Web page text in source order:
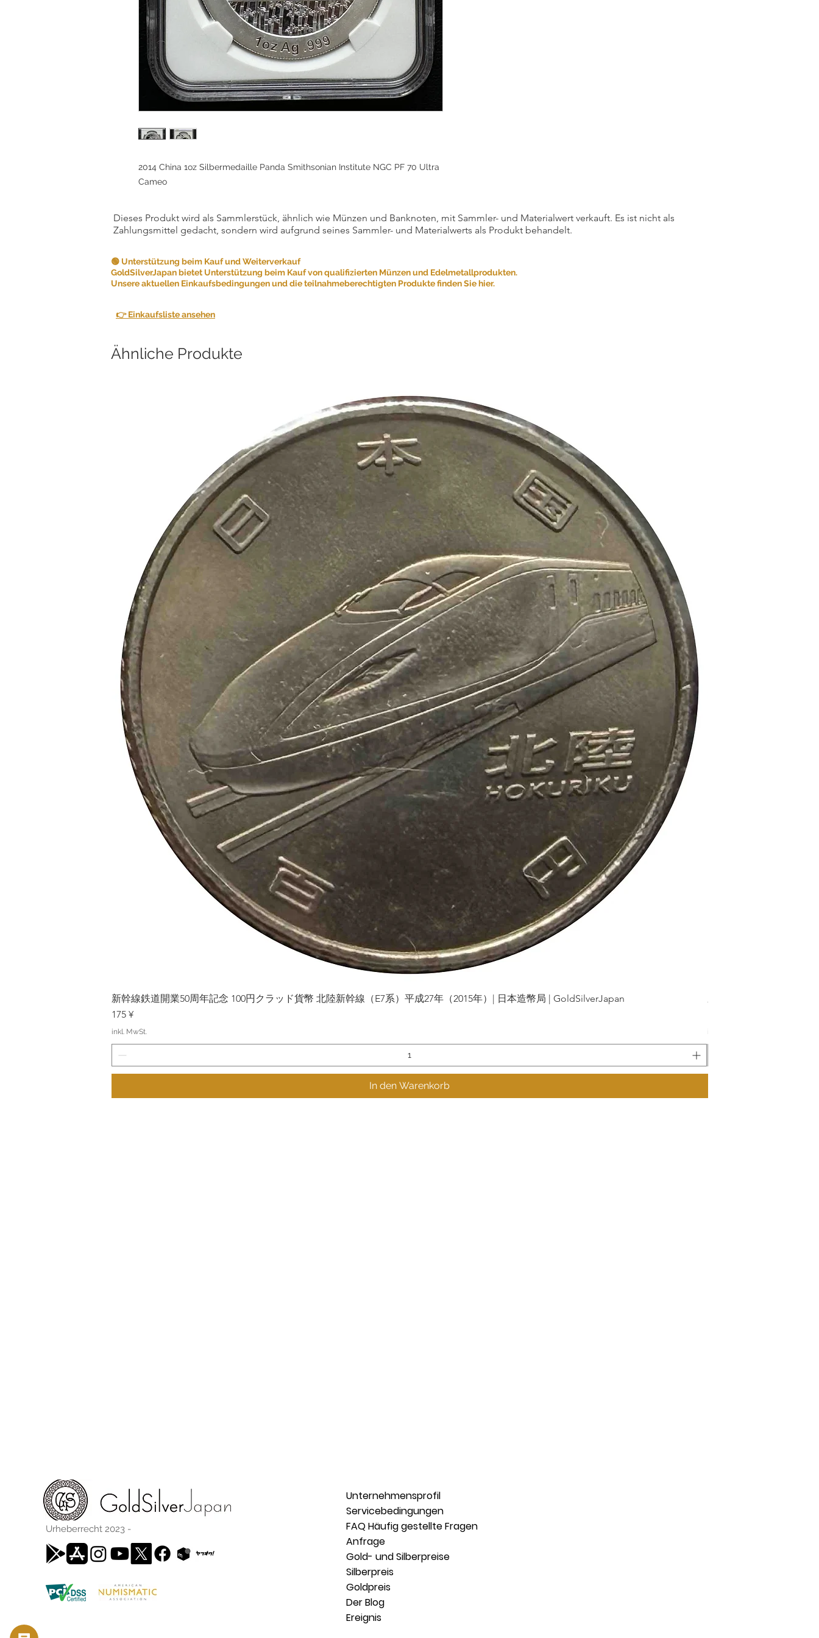
2014 China 1oz Silbermedaille Panda Smithsonian Institute NGC PF 70 Ultra
Cameo
Dieses Produkt wird als Sammlerstück, ähnlich wie Münzen und Banknoten, mit Sammler- und Materialwert verkauft. Es ist nicht als
Zahlungsmittel gedacht, sondern wird aufgrund seines Sammler- und Materialwerts als Produkt behandelt.
🟢 Unterstützung beim Kauf und Weiterverkauf
GoldSilverJapan bietet Unterstützung beim Kauf von qualifizierten Münzen und Edelmetallprodukten.
Unsere aktuellen Einkaufsbedingungen und die teilnahmeberechtigten Produkte finden Sie hier.
👉 Einkaufsliste ansehen
Ähnliche Produkte
Schnellansicht
新幹線鉄道開業50周年記念 100円クラッド貨幣 北陸新幹線（E7系）平成27年（2015年）| 日本造幣局 | GoldSilverJapan
Preis
175 ¥
inkl. MwSt.
In den Warenkorb
Urheberrecht 2023 -
Unternehmensprofil
Servicebedingungen
FAQ Häufig gestellte Fragen
Anfrage
Gold- und Silberpreise
Silberpreis
Goldpreis
Der Blog
Ereignis